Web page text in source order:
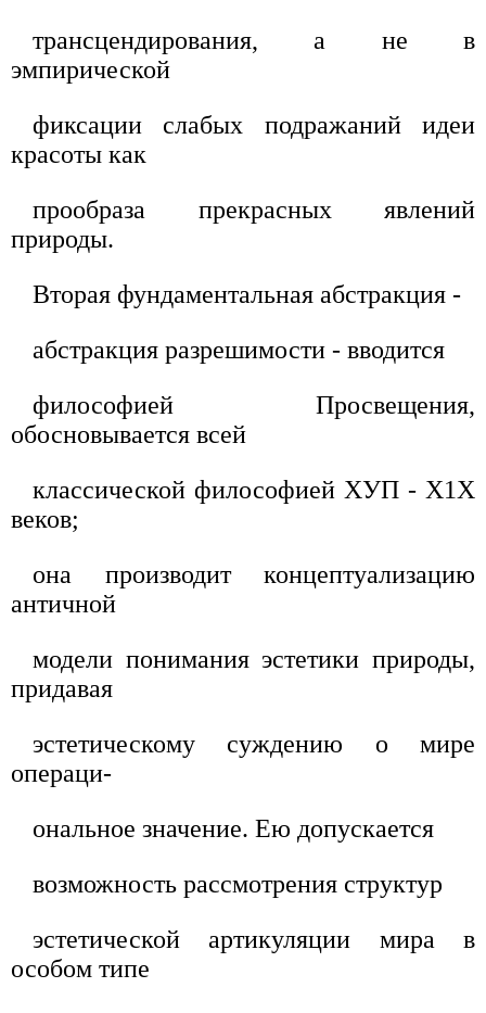
трансцендирования, а не в
эмпирической
фиксации слабых подражаний идеи
красоты как
прообраза прекрасных явлений
природы.
Вторая фундаментальная абстракция -
абстракция разрешимости - вводится
философией Просвещения,
обосновывается всей
классической философией ХУП - Х1Х
веков;
она производит концептуализацию
античной
модели понимания эстетики природы,
придавая
эстетическому суждению о мире
операци-
ональное значение. Ею допускается
возможность рассмотрения структур
эстетической артикуляции мира в
особом типе